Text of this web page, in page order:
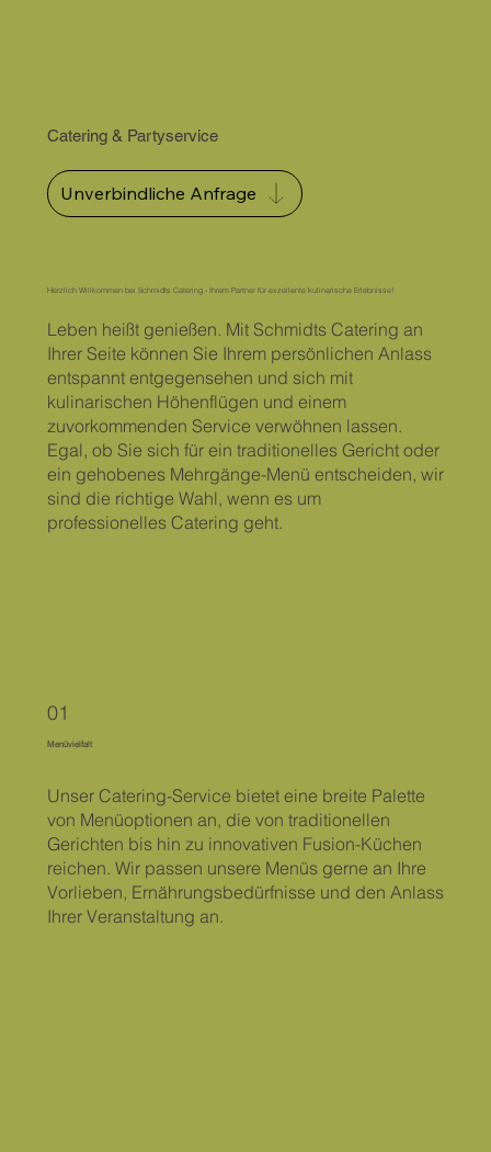
Catering & Partyservice
Unverbindliche Anfrage
Herzlich Willkommen bei Schmidts Catering - Ihrem Partner für exzellente kulinarische Erlebnisse!
Leben heißt genießen. Mit Schmidts Catering an
Ihrer Seite können Sie Ihrem persönlichen Anlass
entspannt entgegensehen und sich mit
kulinarischen Höhenflügen und einem
zuvorkommenden Service verwöhnen lassen.
Egal, ob Sie sich für ein traditionelles Gericht oder
ein gehobenes Mehrgänge-Menü entscheiden, wir
sind die richtige Wahl, wenn es um
professionelles Catering geht.
01
Menüvielfalt
Unser Catering-Service bietet eine breite Palette
von Menüoptionen an, die von traditionellen
Gerichten bis hin zu innovativen Fusion-Küchen
reichen. Wir passen unsere Menüs gerne an Ihre
Vorlieben, Ernährungsbedürfnisse und den Anlass
Ihrer Veranstaltung an.